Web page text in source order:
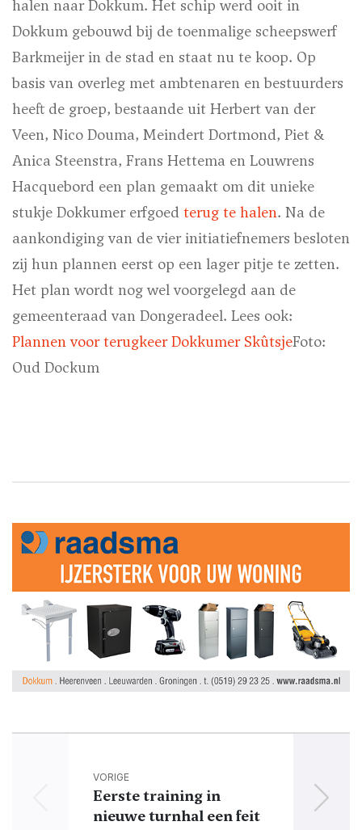
halen naar Dokkum. Het schip werd ooit in
Dokkum gebouwd bij de toenmalige scheepswerf
Barkmeijer in de stad en staat nu te koop. Op
basis van overleg met ambtenaren en bestuurders
heeft de groep, bestaande uit Herbert van der
Veen, Nico Douma, Meindert Dortmond, Piet &
Anica Steenstra, Frans Hettema en Louwrens
Hacquebord een plan gemaakt om dit unieke
stukje Dokkumer erfgoed terug te halen. Na de
aankondiging van de vier initiatiefnemers besloten
zij hun plannen eerst op een lager pitje te zetten.
Het plan wordt nog wel voorgelegd aan de
gemeenteraad van Dongeradeel. Lees ook:
Plannen voor terugkeer Dokkumer SkûtsjeFoto:
Oud Dockum
VORIGE
Eerste training in
nieuwe turnhal een feit